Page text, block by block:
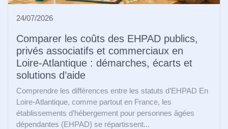
24/07/2026
Comparer les coûts des EHPAD publics,
privés associatifs et commerciaux en
Loire-Atlantique : démarches, écarts et
solutions d’aide
Comprendre les différences entre les statuts d’EHPAD En
Loire-Atlantique, comme partout en France, les
établissements d’hébergement pour personnes âgées
dépendantes (EHPAD) se répartissent...